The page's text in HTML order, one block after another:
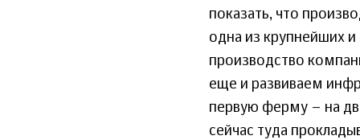
показать, что
одна из крупнейших
производство
еще и развиваем
первую ферму – на
сейчас туда